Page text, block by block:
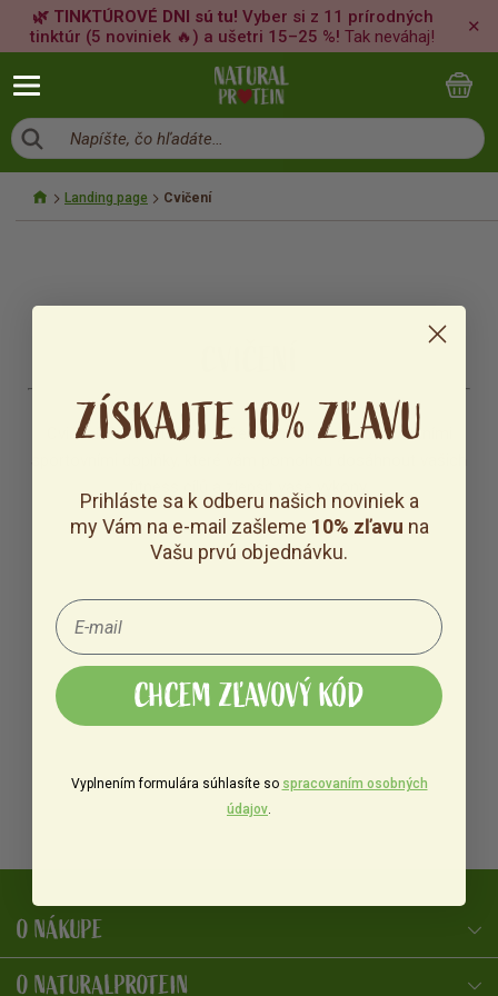
🌿 TINKTÚROVÉ DNI sú tu! Vyber si z 11 prírodných
tinktúr (5 noviniek 🔥) a ušetri 15–25 %! Tak neváhaj!
✕
Napíšte, čo hľadáte…
Landing page Cvičení
Cvičení: Podpořte své cvičení s našimi vysoce kvalitními
O NÁKUPE
O NATURALPROTEIN
NaturalProtein Poradca
ZÍSKAJTE 10% ZĽAVU
Prihláste sa k odberu našich noviniek a
my Vám na e-mail zašleme 10% zľavu na
Vašu prvú objednávku.
CHCEM ZĽAVOVÝ KÓD
Vyplnením formulára súhlasíte so spracovaním osobných
údajov.